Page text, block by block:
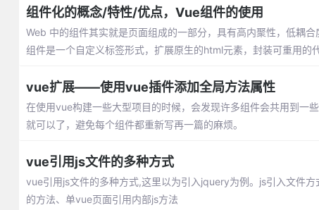
组件化的概念/特性/优点，Vue组件的使用
Web 中的组件其实就是页面组成的一部分，具有高内聚性，低耦
组件是一个自定义标签形式，扩展原生的html元素，封装可重用的代
vue扩展——使用vue插件添加全局方法属性
在使用vue构建一些大型项目的时候，会发现许多组件会共用到一
就可以了，避免每个组件都重新写再一篇的麻烦。
vue引用js文件的多种方式
vue引用js文件的多种方式,这里以为引入jquery为例。js引入文件
的方法、单vue页面引用内部js方法